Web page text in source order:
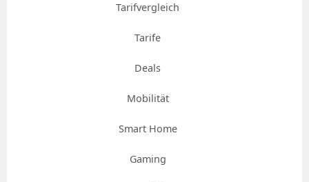
Tarifvergleich
Tarife
Deals
Mobilität
Smart Home
Gaming